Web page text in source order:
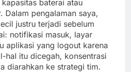
baterai atau
Dalam pengalaman saya,
justru terjadi sebelum
notifikasi masuk, layar
aplikasi yang logout karena
hal itu dicegah, konsentrasi
diarahkan ke strategi tim.